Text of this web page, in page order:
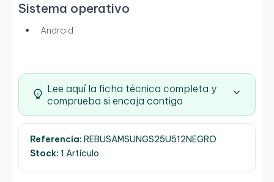
Sistema operativo
Android
Lee aquí la ficha técnica completa y
comprueba si encaja contigo
Referencia: REBUSAMSUNGS25U512NEGRO
Stock: 1 Artículo